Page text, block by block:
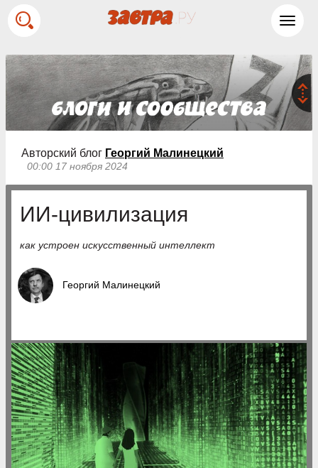
Авторский блог Георгий Малинецкий
00:00 17 ноября 2024
ИИ-цивилизация
как устроен искусственный интеллект
Георгий Малинецкий